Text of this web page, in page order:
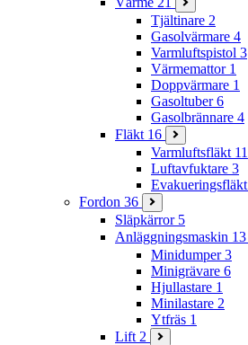
Tjältinare 2
Gasolvärmare 4
Varmluftspistol 3
Värmemattor 1
Doppvärmare 1
Gasoltuber 6
Gasolbrännare 4
Fläkt 16
Varmluftsfläkt 11
Luftavfuktare 3
Evakueringsfläkt
Fordon 36
Släpkärror 5
Anläggningsmaskin 13
Minidumper 3
Minigrävare 6
Hjullastare 1
Minilastare 2
Ytfräs 1
Lift 2